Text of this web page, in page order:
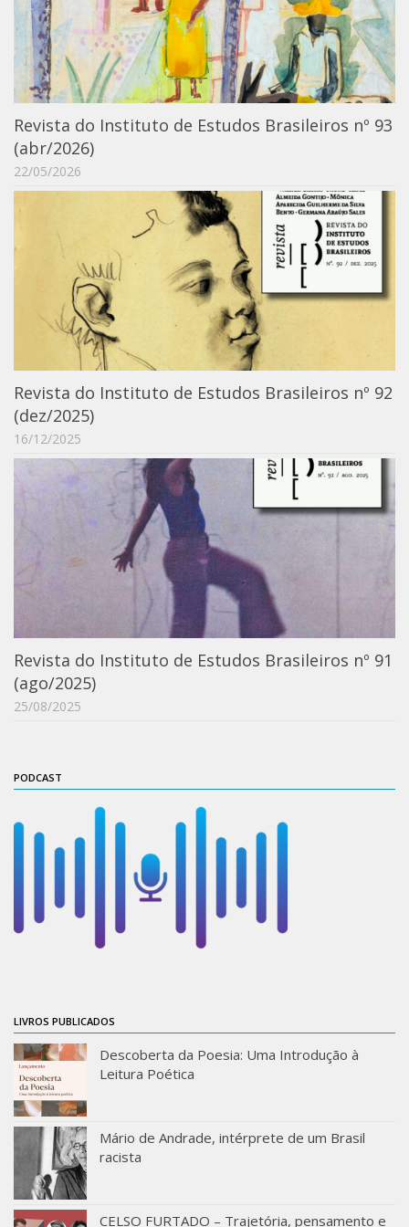
Moraes Silva
Portais
Educação em Fronteiras
Portal de Literatura de Cordel
Plataforma Modernismo
Ver – Anita Malfatti
Novos Projetos
Manuel Correia de Andrade
Graduação
Sobre a Graduação
Disciplinas
1° semestre
2° semestre
ProgramaUSP 60+
Pós-Graduação
Sobre a Pós
Ingresso – Processo Seletivo
Formulários – Requerimentos
Regulamentos
Matrícula
Auxílio Financeiro
Exame de Qualificação
Dissertação Corrigida
Credenciamento / Recredenciamento de Orientador
Credenciamento / Recredenciamento de Disciplina
Notícias da Pós
Disciplinas de Pós-Graduação
1° semestre
Informações aos Alunos
Docentes
IEB Virtual
Podcast
Revista do Instituto de Estudos Brasileiros nº 93
(abr/2026)
22/05/2026
Revista do Instituto de Estudos Brasileiros nº 92
(dez/2025)
16/12/2025
Revista do Instituto de Estudos Brasileiros nº 91
(ago/2025)
25/08/2025
PODCAST
LIVROS PUBLICADOS
Descoberta da Poesia: Uma Introdução à
Leitura Poética
Mário de Andrade, intérprete de um Brasil
racista
CELSO FURTADO – Trajetória, pensamento e